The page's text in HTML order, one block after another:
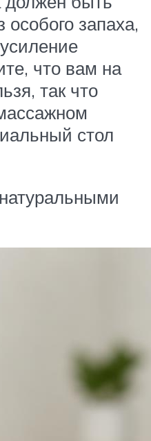
запаха,
что вам на
так что
стол